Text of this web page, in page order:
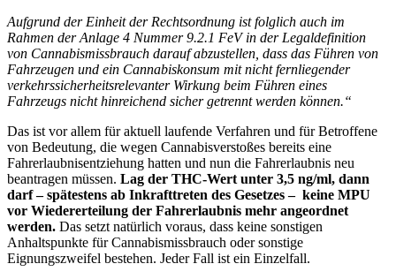
Aufgrund der Einheit der Rechtsordnung ist folglich auch im
Rahmen der Anlage 4 Nummer 9.2.1 FeV in der Legaldefinition
von Cannabismissbrauch darauf abzustellen, dass das Führen von
Fahrzeugen und ein Cannabiskonsum mit nicht fernliegender
verkehrssicherheitsrelevanter Wirkung beim Führen eines
Fahrzeugs nicht hinreichend sicher getrennt werden können.“
Das ist vor allem für aktuell laufende Verfahren und für Betroffene
von Bedeutung, die wegen Cannabisverstoßes bereits eine
Fahrerlaubnisentziehung hatten und nun die Fahrerlaubnis neu
beantragen müssen. Lag der THC-Wert unter 3,5 ng/ml, dann
darf – spätestens ab Inkrafttreten des Gesetzes – keine MPU
vor Wiedererteilung der Fahrerlaubnis mehr angeordnet
werden. Das setzt natürlich voraus, dass keine sonstigen
Anhaltspunkte für Cannabismissbrauch oder sonstige
Eignungszweifel bestehen. Jeder Fall ist ein Einzelfall.